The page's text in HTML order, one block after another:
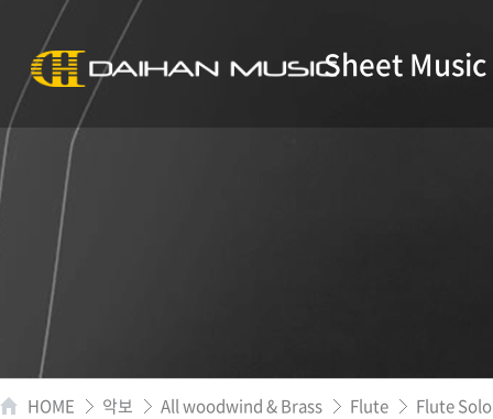
Sheet Music
HOME 악보 All woodwind & Brass Flute Flute Solo